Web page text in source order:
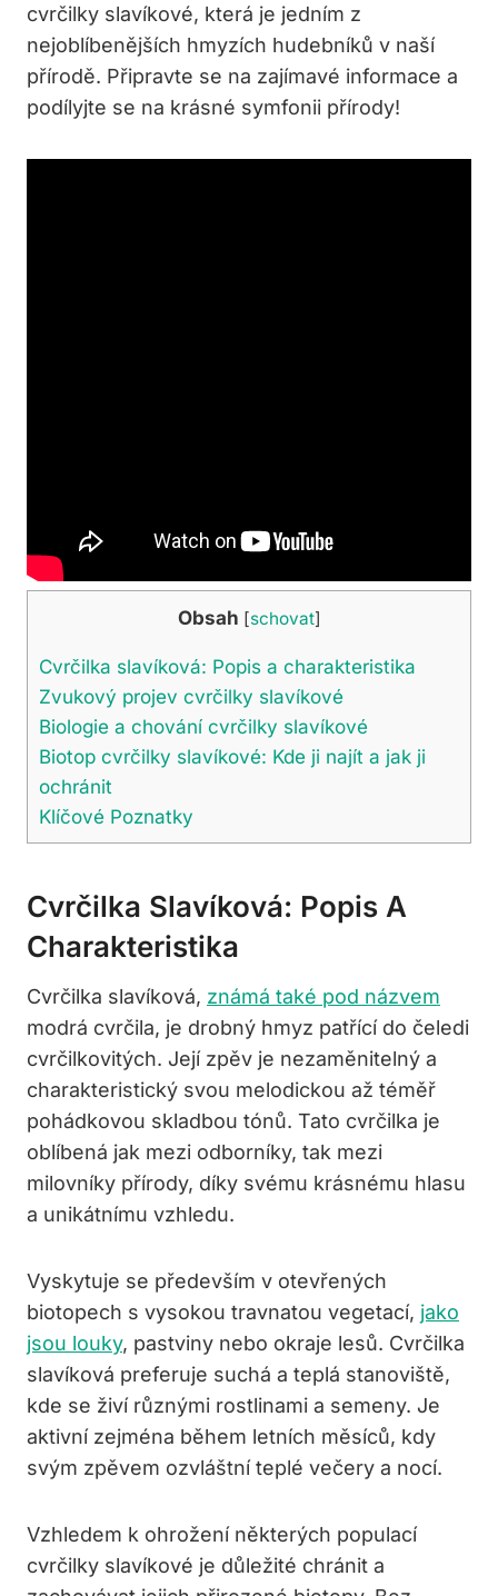
cvrčilky slavíkové, která je jedním z
nejoblíbenějších hmyzích hudebníků v naší
přírodě. Připravte se na zajímavé informace a
podílyjte se na krásné symfonii přírody!
Obsah [schovat]
Cvrčilka slavíková: Popis a charakteristika
Zvukový projev cvrčilky slavíkové
Biologie a chování cvrčilky slavíkové
Biotop cvrčilky slavíkové: Kde ji najít a jak ji
ochránit
Klíčové Poznatky
Cvrčilka Slavíková: Popis A
Charakteristika
Cvrčilka slavíková, známá také pod názvem
modrá cvrčila, je drobný hmyz patřící do čeledi
cvrčilkovitých. Její zpěv je nezaměnitelný a
charakteristický svou melodickou až téměř
pohádkovou skladbou tónů. Tato cvrčilka je
oblíbená jak mezi odborníky, tak mezi
milovníky přírody, díky svému krásnému hlasu
a unikátnímu vzhledu.
Vyskytuje se především v otevřených
biotopech s vysokou travnatou vegetací, jako
jsou louky, pastviny nebo okraje lesů. Cvrčilka
slavíková preferuje suchá a teplá stanoviště,
kde se živí různými rostlinami a semeny. Je
aktivní zejména během letních měsíců, kdy
svým zpěvem ozvláštní teplé večery a nocí.
Vzhledem k ohrožení některých populací
cvrčilky slavíkové je důležité chránit a